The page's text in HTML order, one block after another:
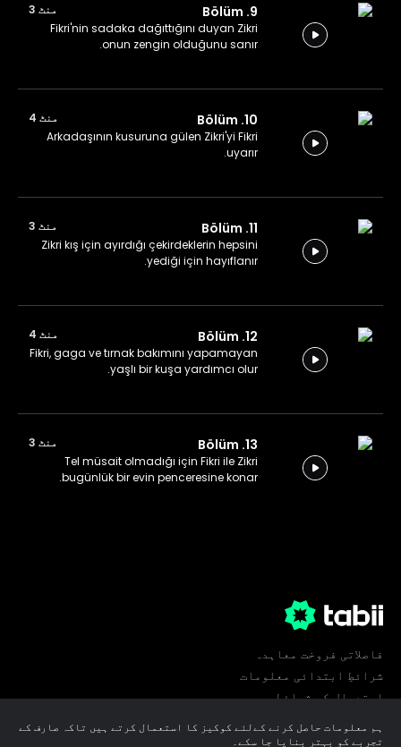
9. Bölüm
منٹ 3
Fikri'nin sadaka dağıttığını duyan Zikri
onun zengin olduğunu sanır.
10. Bölüm
منٹ 4
Arkadaşının kusuruna gülen Zikri'yi Fikri
uyarır.
11. Bölüm
منٹ 3
Zikri kış için ayırdığı çekirdeklerin hepsini
yediği için hayıflanır.
12. Bölüm
منٹ 4
Fikri, gaga ve tırnak bakımını yapamayan
yaşlı bir kuşa yardımcı olur.
13. Bölüm
منٹ 3
Tel müsait olmadığı için Fikri ile Zikri
bugünlük bir evin penceresine konar.
فاصلاتی فروخت معاہدہ
شرائطِ ابتدائی معلومات
استعمال کی شرائط
کوکی ترجیحات
ہم معلومات حاصل کرنے کےلئے کوکیز کا استعمال کرتے ہیں تاکہ صارف کے
تجربے کو بہتر بنایا جا سکے۔